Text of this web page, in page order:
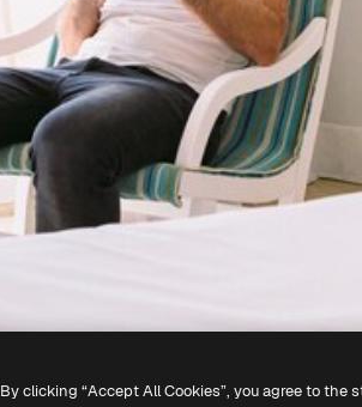
By clicking “Accept All Cookies”, you agree to